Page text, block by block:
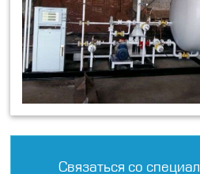
Связаться со